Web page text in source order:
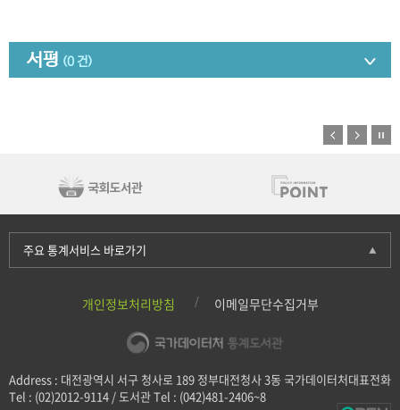
서평 (0 건)
개인정보처리방침 이메일무단수집거부
Address : 대전광역시 서구 청사로 189 정부대전청사 3동 국가데이터처대표전화
Tel : (02)2012-9114 / 도서관 Tel : (042)481-2406~8
주요 통계서비스 바로가기